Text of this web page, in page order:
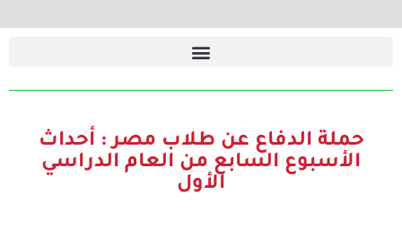
حملة الدفاع عن طلاب مصر : أحداث
الأسبوع السابع من العام الدراسي
الأول